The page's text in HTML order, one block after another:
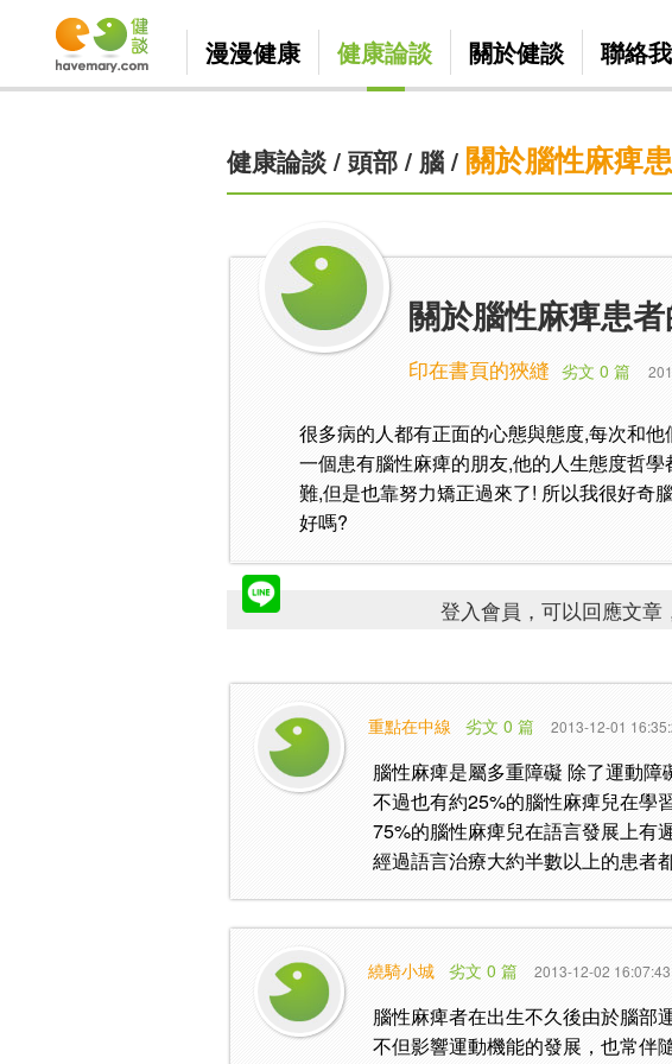
漫漫健康 健康論談 關於健談 聯絡
健康論談/ 頭部/ 腦/ 關於腦性麻痺
關於腦性麻痺患
印在書頁的狹縫 劣文 0 篇
很多病的人都有正面的心態與態度,每次和
一個患有腦性麻痺的朋友,他的人生態度哲
難,但是也靠努力矯正過來了! 所以我很好奇
好嗎?
登入會員，可以回應文章
重點在中線 劣文 0 篇 2013-12-01
腦性麻痺是屬多重障礙 除了運動
不過也有約25%的腦性麻痺兒在學
75%的腦性麻痺兒在語言發展上有
經過語言治療大約半數以上的患者
繞騎小城 劣文 0 篇 2013-12-02 16:07:43
腦性麻痺者在出生不久後由於腦部
不但影響運動機能的發展，也常伴